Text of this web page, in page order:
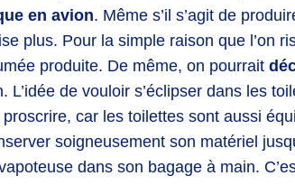
en avion. Même s’il s’agit de
plus. Pour la simple raison que l’on
produite. De même, on pourrait
L’idée de vouloir s’éclipser dans les
car les toilettes sont aussi
soigneusement son matériel
dans son bagage à main.